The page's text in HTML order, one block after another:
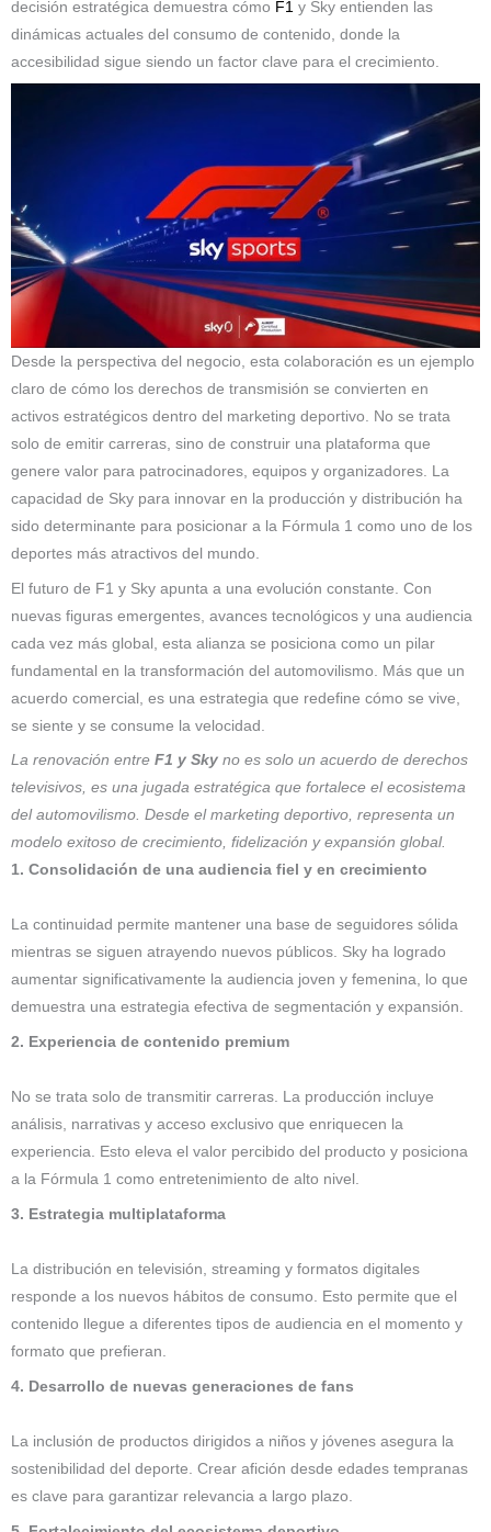
decisión estratégica demuestra cómo F1 y Sky entienden las
dinámicas actuales del consumo de contenido, donde la
accesibilidad sigue siendo un factor clave para el crecimiento.
Desde la perspectiva del negocio, esta colaboración es un ejemplo
claro de cómo los derechos de transmisión se convierten en
activos estratégicos dentro del marketing deportivo. No se trata
solo de emitir carreras, sino de construir una plataforma que
genere valor para patrocinadores, equipos y organizadores. La
capacidad de Sky para innovar en la producción y distribución ha
sido determinante para posicionar a la Fórmula 1 como uno de los
deportes más atractivos del mundo.
El futuro de F1 y Sky apunta a una evolución constante. Con
nuevas figuras emergentes, avances tecnológicos y una audiencia
cada vez más global, esta alianza se posiciona como un pilar
fundamental en la transformación del automovilismo. Más que un
acuerdo comercial, es una estrategia que redefine cómo se vive,
se siente y se consume la velocidad.
La renovación entre F1 y Sky no es solo un acuerdo de derechos
televisivos, es una jugada estratégica que fortalece el ecosistema
del automovilismo. Desde el marketing deportivo, representa un
modelo exitoso de crecimiento, fidelización y expansión global.
1. Consolidación de una audiencia fiel y en crecimiento
La continuidad permite mantener una base de seguidores sólida
mientras se siguen atrayendo nuevos públicos. Sky ha logrado
aumentar significativamente la audiencia joven y femenina, lo que
demuestra una estrategia efectiva de segmentación y expansión.
2. Experiencia de contenido premium
No se trata solo de transmitir carreras. La producción incluye
análisis, narrativas y acceso exclusivo que enriquecen la
experiencia. Esto eleva el valor percibido del producto y posiciona
a la Fórmula 1 como entretenimiento de alto nivel.
3. Estrategia multiplataforma
La distribución en televisión, streaming y formatos digitales
responde a los nuevos hábitos de consumo. Esto permite que el
contenido llegue a diferentes tipos de audiencia en el momento y
formato que prefieran.
4. Desarrollo de nuevas generaciones de fans
La inclusión de productos dirigidos a niños y jóvenes asegura la
sostenibilidad del deporte. Crear afición desde edades tempranas
es clave para garantizar relevancia a largo plazo.